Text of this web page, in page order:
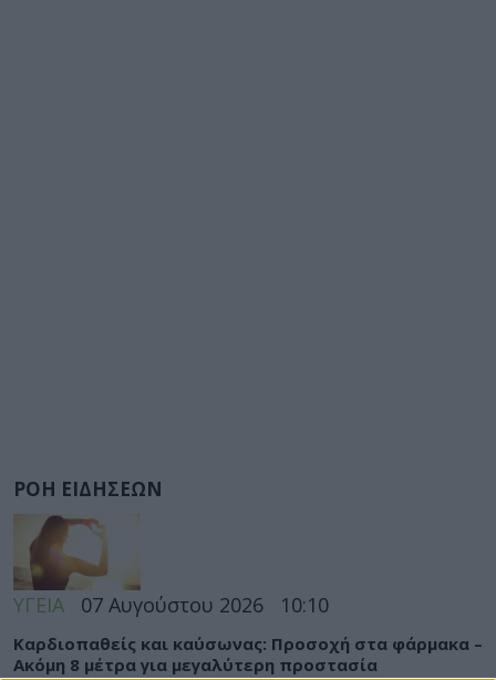
ΡΟΗ ΕΙΔΗΣΕΩΝ
ΥΓΕΙΑ 07 Αυγούστου 2026 10:10
Καρδιοπαθείς και καύσωνας: Προσοχή στα φάρμακα –
Ακόμη 8 μέτρα για μεγαλύτερη προστασία